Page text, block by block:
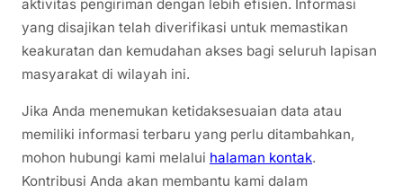
aktivitas pengiriman dengan lebih efisien. Informasi
yang disajikan telah diverifikasi untuk memastikan
keakuratan dan kemudahan akses bagi seluruh lapisan
masyarakat di wilayah ini.
Jika Anda menemukan ketidaksesuaian data atau
memiliki informasi terbaru yang perlu ditambahkan,
mohon hubungi kami melalui halaman kontak.
Kontribusi Anda akan membantu kami dalam